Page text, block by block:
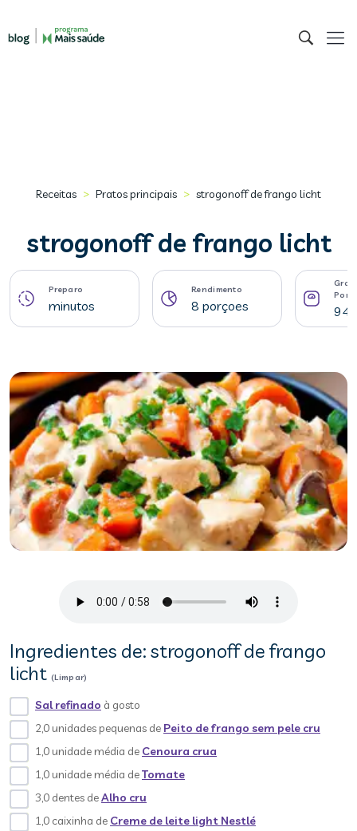
Receitas > Pratos principais > strogonoff de frango licht
strogonoff de frango licht
Preparo
minutos
Rendimento
8 porçoes 94
Ingredientes de: strogonoff de frango
licht (Limpar)
Sal refinado à gosto
2,0 unidades pequenas de Peito de frango sem pele cru
1,0 unidade média de Cenoura crua
1,0 unidade média deTomate
3,0 dentes deAlho cru
1,0 caixinha de Creme de leite light Nestlé